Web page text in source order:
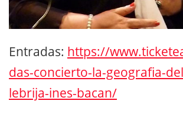
Entradas: https://
das-concierto-la-geografia-
lebrija-ines-bacan/